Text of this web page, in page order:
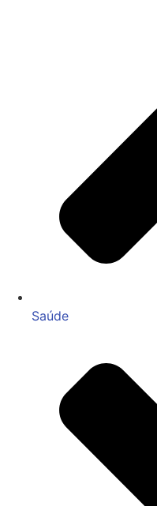
Saúde